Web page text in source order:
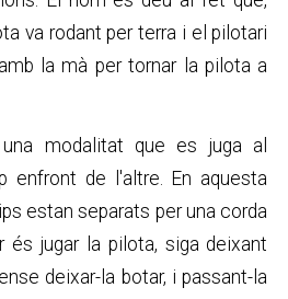
va rodant per terra i el pilotari
la mà per tornar la pilota a
modalitat que es juga al
enfront de l'altre. En aquesta
estan separats per una corda
és jugar la pilota, siga deixant
deixar-la botar, i passant-la